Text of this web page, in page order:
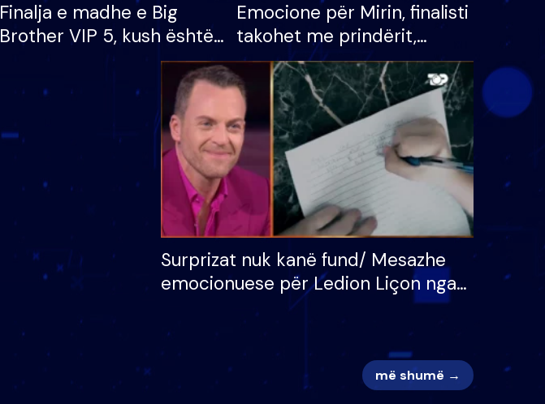
Finalja e madhe e Big
Brother VIP 5, kush është
banori i parë që lë shtëpinë
dhe humb mundësinë për
të fituar çmimin e madh
Emocione për Mirin, finalisti
takohet me prindërit,
vajzën dhe bashkëshorten:
S’kemi ndonjë letër divorci
apo jo?
Surprizat nuk kanë fund/ Mesazhe
emocionuese për Ledion Liçon nga
nëna dhe fëmijët e tij, moderatori
nuk i mban dot lotët: Nuk meritoj…
më shumë →